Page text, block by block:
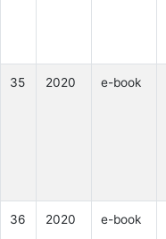
35 2020 e-book
36 2020 e-book